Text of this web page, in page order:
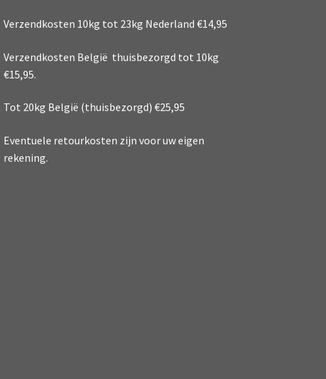
Verzendkosten 10kg tot 23kg Nederland €14,95
Verzendkosten België thuisbezorgd tot 10kg
€15,95.
Tot 20kg België (thuisbezorgd) €25,95
Eventuele retourkosten zijn voor uw eigen
rekening.